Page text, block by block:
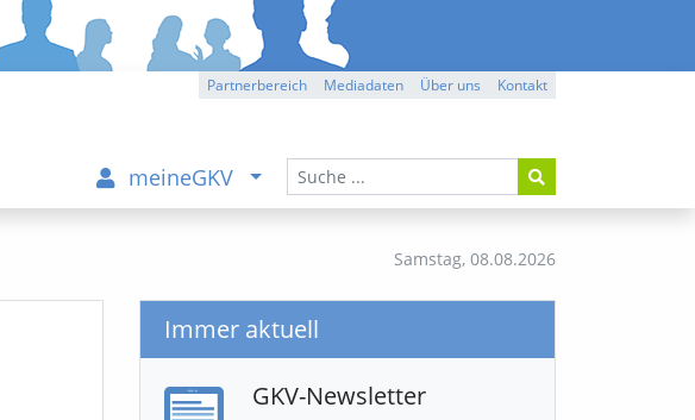
Partnerbereich Mediadaten Über uns Kontakt
meineGKV
Samstag, 08.08.2026
Immer aktuell
GKV-Newsletter